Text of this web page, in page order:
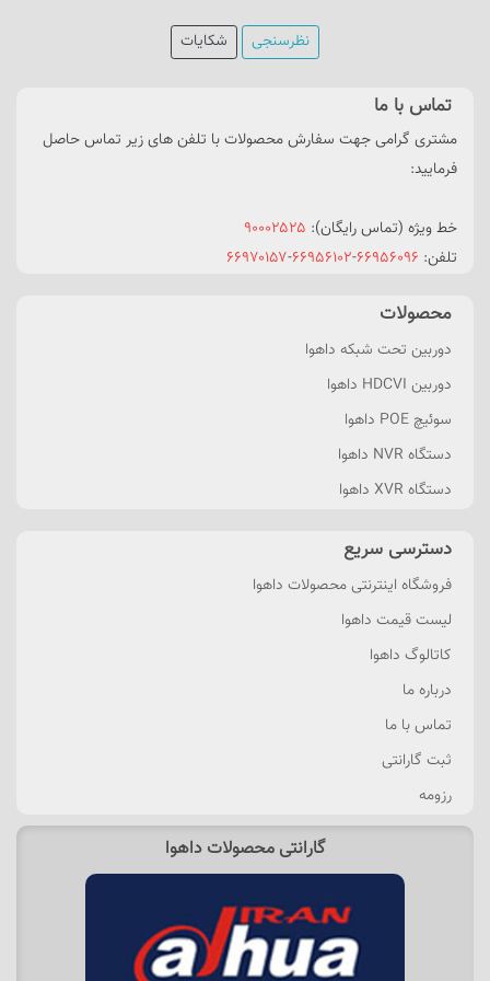
نظرسنجی شکایات
تماس با ما
مشتری گرامی جهت سفارش محصولات با تلفن های زیر تماس حاصل
فرمایید:
خط ویژه (تماس رایگان): ۹۰۰۰۲۵۲۵
تلفن: ۶۶۹۵۶۰۹۶-۶۶۹۵۶۱۰۲-۶۶۹۷۰۱۵۷
محصولات
دوربین تحت شبکه داهوا
دوربین HDCVI داهوا
سوئیچ POE داهوا
دستگاه NVR داهوا
دستگاه XVR داهوا
دسترسی سریع
فروشگاه اینترنتی محصولات داهوا
لیست قیمت داهوا
کاتالوگ داهوا
درباره ما
تماس با ما
ثبت گارانتی
رزومه
گارانتی محصولات داهوا